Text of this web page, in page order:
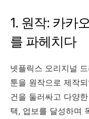
1. 원작: 카카
를 파헤치다
넷플릭스 오리지널
툰을 원작으로 제작
건을 둘러싸고 다양
택, 업보를 달성하며